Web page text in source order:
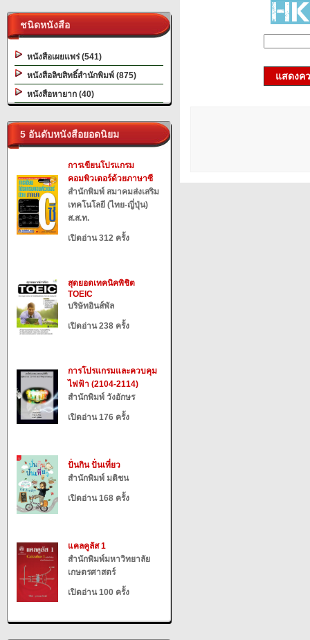
ชนิดหนังสือ
หนังสือเผยแพร่ (541)
หนังสือลิขสิทธิ์สำนักพิมพ์ (875)
หนังสือหายาก (40)
5 อันดับหนังสือยอดนิยม
การเขียนโปรแกรม
คอมพิวเตอร์ด้วยภาษาซี
สำนักพิมพ์ สมาคมส่งเสริม
เทคโนโลยี (ไทย-ญี่ปุ่น)
ส.ส.ท.
เปิดอ่าน 312 ครั้ง
สุดยอดเทคนิคพิชิต
TOEIC
บริษัทอินส์พัล
เปิดอ่าน 238 ครั้ง
การโปรแกรมและควบคุม
ไฟฟ้า (2104-2114)
สำนักพิมพ์ วังอักษร
เปิดอ่าน 176 ครั้ง
ปั่นกิน ปั่นเที่ยว
สำนักพิมพ์ มติชน
เปิดอ่าน 168 ครั้ง
แคลคูลัส 1
สำนักพิมพ์มหาวิทยาลัย
เกษตรศาสตร์
เปิดอ่าน 100 ครั้ง
แสดงค